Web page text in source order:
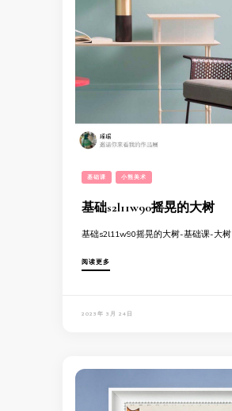
基础课 小熊美术
基础s2l11w90摇晃的大树
基础s2l11w90摇晃的大树-基础课-大树
阅读更多
2023年 3月 24日